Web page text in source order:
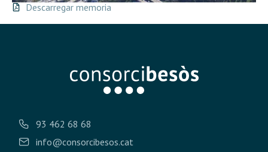
Descarregar memoria
93 462 68 68
info@consorcibesos.cat